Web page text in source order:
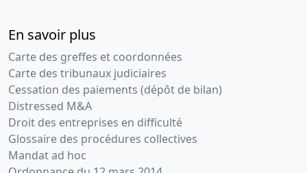
En savoir plus
Carte des greffes et coordonnées
Carte des tribunaux judiciaires
Cessation des paiements (dépôt de bilan)
Distressed M&A
Droit des entreprises en difficulté
Glossaire des procédures collectives
Mandat ad hoc